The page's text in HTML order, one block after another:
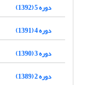
دوره 5 (1392)
دوره 4 (1391)
دوره 3 (1390)
دوره 2 (1389)